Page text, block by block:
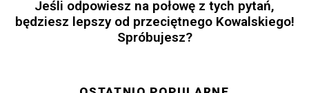
Jeśli odpowiesz na połowę z tych pytań,
będziesz lepszy od przeciętnego Kowalskiego!
Spróbujesz?